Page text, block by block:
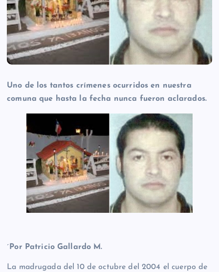
Uno de los tantos crímenes ocurridos en nuestra
comuna que hasta la fecha nunca fueron aclarados.
´Por Patricio Gallardo M.
La madrugada del 10 de octubre del 2004 el cuerpo de